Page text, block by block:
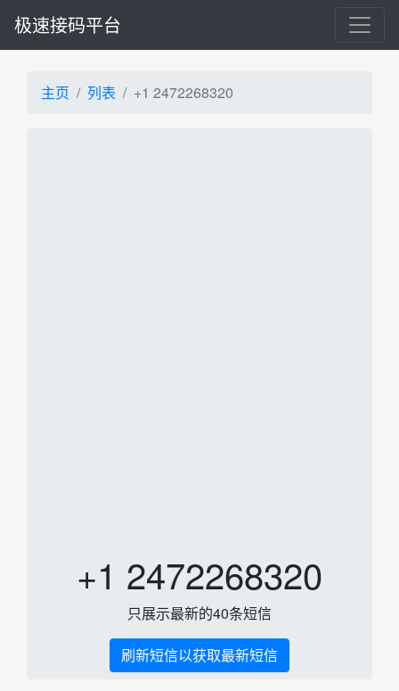
极速接码平台
主页 列表 +1 2472268320
+1 2472268320
只展示最新的40条短信
刷新短信以获取最新短信